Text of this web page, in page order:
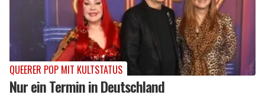
QUEERER POP MIT KULTSTATUS
Nur ein Termin in Deutschland